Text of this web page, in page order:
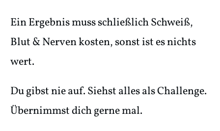
Ein Ergebnis muss schließlich Schweiß,
Blut & Nerven kosten, sonst ist es nichts
wert.
Du gibst nie auf. Siehst alles als Challenge.
Übernimmst dich gerne mal.